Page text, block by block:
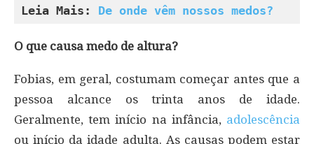
Leia Mais: De onde vêm nossos medos?
O que causa medo de altura?
Fobias, em geral, costumam começar antes que a
pessoa alcance os trinta anos de idade.
Geralmente, tem início na infância, adolescência
ou início da idade adulta. As causas podem estar